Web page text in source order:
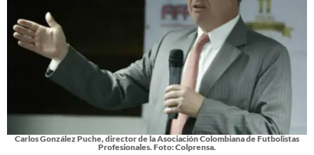
Carlos González Puche, director de la Asociación Colombiana de Futbolistas
Profesionales. Foto: Colprensa.